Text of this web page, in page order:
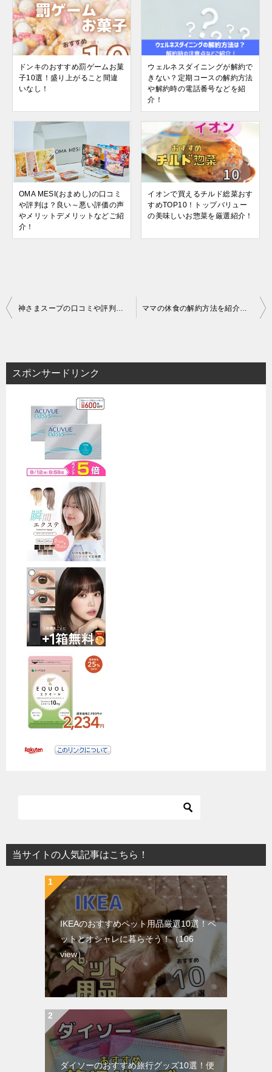
ドンキのおすすめ罰ゲームお菓
子10選！盛り上がること間違
いなし！
ウェルネスダイニングが解約で
きない？定期コースの解約方法
や解約時の電話番号などを紹
介！
OMA MESI(おまめし)の口コミ
や評判は？良い～悪い評価の声
やメリットデメリットなどご紹
介！
イオンで買えるチルド総菜おす
すめTOP10！トップバリュー
の美味しいお惣菜を厳選紹介！
投
ビ
ゲ
神さまスープの口コミや評判は？良い～悪い評価の声やメリットデメリットなどご紹介！ ママの休食の解約方法を紹介！定期購入解約時の電話番号や注意点は？
スポンサードリンク
当サイトの人気記事はこちら！
IKEAのおすすめペット用品厳選10選！ペ
ットとオシャレに暮らそう！（106
view）
ダイソーのおすすめ旅行グッズ10選！便